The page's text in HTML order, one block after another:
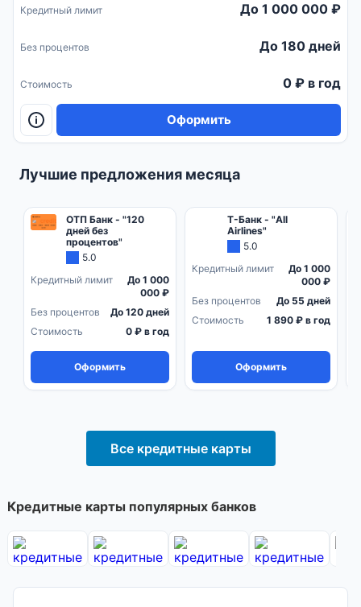
Кредитный лимит До 1 000 000 ₽
Без процентов До 180 дней
Стоимость 0 ₽ в год
Оформить
Лучшие предложения месяца
ОТП Банк - "120
дней без
процентов"
5.0
Кредитный лимит
До 1 000
000 ₽
Без процентов
До 120 дней
Стоимость
0 ₽ в год
Оформить
Т-Банк - "All
Airlines"
5.0
Кредитный лимит
До 1 000
000 ₽
Без процентов
До 55 дней
Стоимость
1 890 ₽ в год
Оформить
Все кредитные карты
Кредитные карты популярных банков